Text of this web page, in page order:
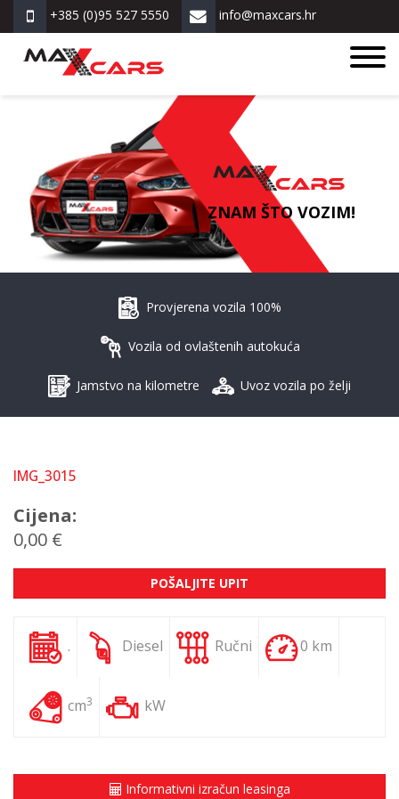
+385 (0)95 527 5550 info@maxcars.hr
ZNAM ŠTO VOZIM!
Provjerena vozila 100%
Vozila od ovlaštenih autokuća
Jamstvo na kilometre Uvoz vozila po želji
IMG_3015
Cijena:
0,00 €
POŠALJITE UPIT
. Diesel Ručni 0 km
cm3 kW
Informativni izračun leasinga